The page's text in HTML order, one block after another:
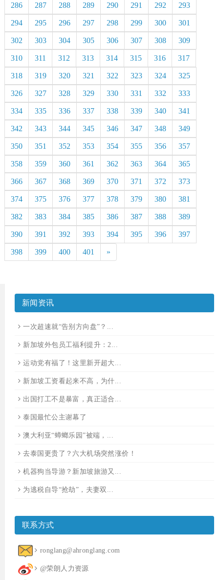
286 287 288 289 290 291 292 293
294 295 296 297 298 299 300 301
302 303 304 305 306 307 308 309
310 311 312 313 314 315 316 317
318 319 320 321 322 323 324 325
326 327 328 329 330 331 332 333
334 335 336 337 338 339 340 341
342 343 344 345 346 347 348 349
350 351 352 353 354 355 356 357
358 359 360 361 362 363 364 365
366 367 368 369 370 371 372 373
374 375 376 377 378 379 380 381
382 383 384 385 386 387 388 389
390 391 392 393 394 395 396 397
398 399 400 401 »
新闻资讯
一次超速就“告别方向盘”？...
新加坡外包员工福利提升：2...
运动党有福了！这里新开超大...
新加坡工资看起来不高，为什...
出国打工不是暴富，真正适合...
泰国最忙公主谢幕了
澳大利亚“蟑螂乐园”被端，...
去泰国更贵了？六大机场突然涨价！
机器狗当导游？新加坡旅游又...
为逃税自导“抢劫”，夫妻双...
联系方式
ronglang@ahronglang.com
@荣朗人力资源